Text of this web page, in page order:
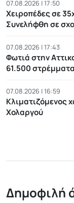
07.08.2026 | 17:50
Χειροπέδες σε
Συνελήφθη σε
07.08.2026 | 17:43
Φωτιά στην
61.500
07.08.2026 | 16:59
Κλιματιζόμενος
Χολαργού
Δημοφιλή